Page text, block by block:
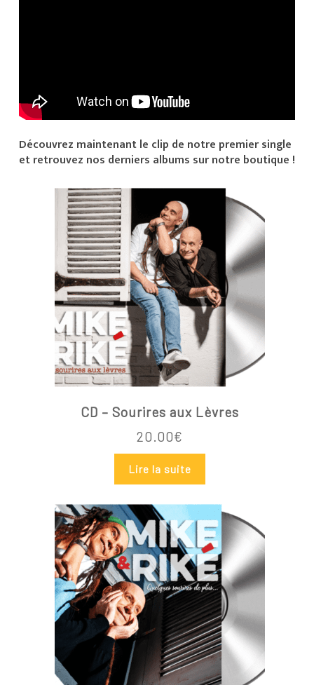
Découvrez maintenant le clip de notre premier single
et retrouvez nos derniers albums sur notre boutique !
CD – Sourires aux Lèvres
20.00€
Lire la suite